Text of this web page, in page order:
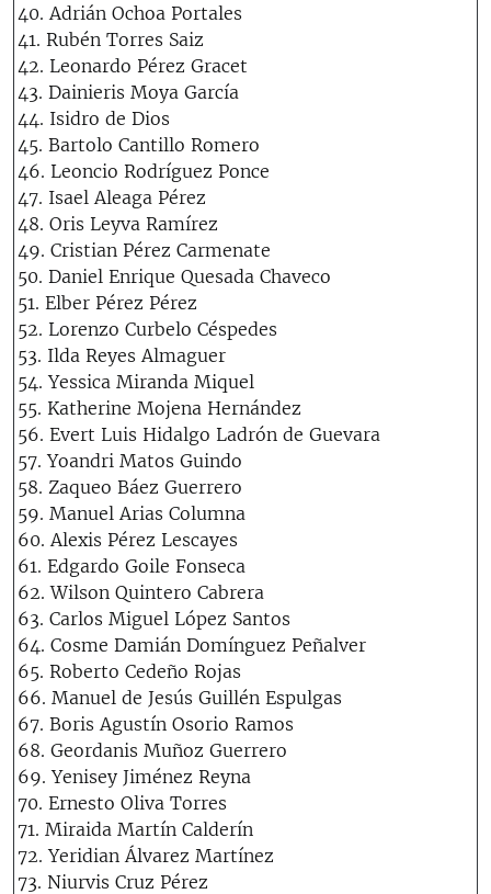
40. Adrián Ochoa Portales
41. Rubén Torres Saiz
42. Leonardo Pérez Gracet
43. Dainieris Moya García
44. Isidro de Dios
45. Bartolo Cantillo Romero
46. Leoncio Rodríguez Ponce
47. Isael Aleaga Pérez
48. Oris Leyva Ramírez
49. Cristian Pérez Carmenate
50. Daniel Enrique Quesada Chaveco
51. Elber Pérez Pérez
52. Lorenzo Curbelo Céspedes
53. Ilda Reyes Almaguer
54. Yessica Miranda Miquel
55. Katherine Mojena Hernández
56. Evert Luis Hidalgo Ladrón de Guevara
57. Yoandri Matos Guindo
58. Zaqueo Báez Guerrero
59. Manuel Arias Columna
60. Alexis Pérez Lescayes
61. Edgardo Goile Fonseca
62. Wilson Quintero Cabrera
63. Carlos Miguel López Santos
64. Cosme Damián Domínguez Peñalver
65. Roberto Cedeño Rojas
66. Manuel de Jesús Guillén Espulgas
67. Boris Agustín Osorio Ramos
68. Geordanis Muñoz Guerrero
69. Yenisey Jiménez Reyna
70. Ernesto Oliva Torres
71. Miraida Martín Calderín
72. Yeridian Álvarez Martínez
73. Niurvis Cruz Pérez